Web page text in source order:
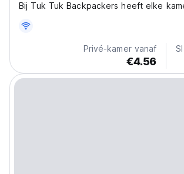
Bij Tuk Tuk Backpackers heeft elke
Privé-kamer vanaf
€4.56